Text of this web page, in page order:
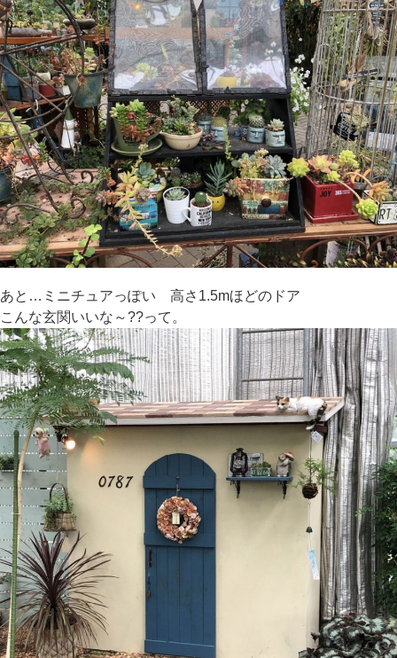
あと…ミニチュアっぽい 高さ1.5mほどのドア
こんな玄関いいな～??って。